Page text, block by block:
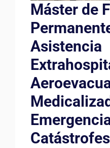
Máster de
Asistencia
Catástrofes